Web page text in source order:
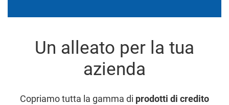
Un alleato per la tua
azienda
Copriamo tutta la gamma di prodotti di credito